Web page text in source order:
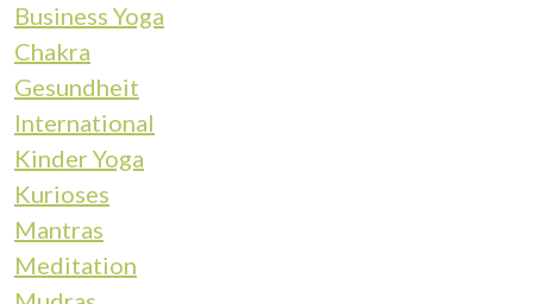
Business Yoga
Chakra
Gesundheit
International
Kinder Yoga
Kurioses
Mantras
Meditation